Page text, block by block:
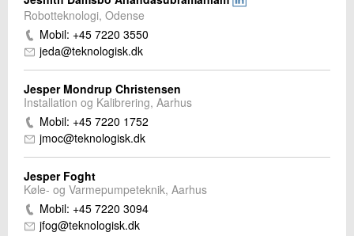
Robotteknologi, Odense
Mobil: +45 7220 3550
jeda@teknologisk.dk
Jesper Mondrup Christensen
Installation og Kalibrering, Aarhus
Mobil: +45 7220 1752
jmoc@teknologisk.dk
Jesper Foght
Køle- og Varmepumpeteknik, Aarhus
Mobil: +45 7220 3094
jfog@teknologisk.dk